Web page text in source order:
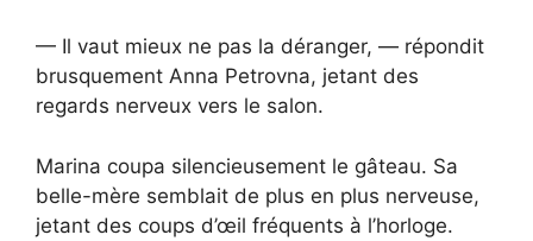
— Il vaut mieux ne pas la déranger, — répondit
brusquement Anna Petrovna, jetant des
regards nerveux vers le salon.
Marina coupa silencieusement le gâteau. Sa
belle-mère semblait de plus en plus nerveuse,
jetant des coups d’œil fréquents à l’horloge.